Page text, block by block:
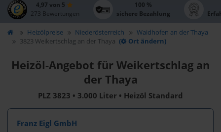
4,97 von 5
273 Bewertungen
100 %
sichere Bezahlung
Heizölpreise Niederösterreich
Waidhofen an der Thaya
3823 Weikertschlag an der Thaya ( Ort ändern)
Heizöl-Angebot für Weikertschlag an
der Thaya
PLZ 3823 • 3.000 Liter • Heizöl Standard
Franz Eigl GmbH